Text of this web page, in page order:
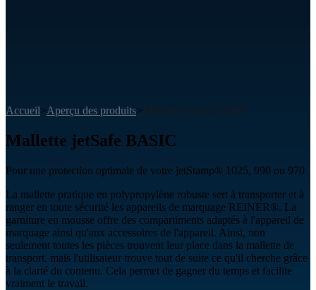
Accueil>Aperçu des produits> Mallette jetSafe BASIC
Mallette jetSafe BASIC
Pour une protection optimale de votre jetStamp® 1025, 990 ou 970
La mallette pratique en polypropylène robuste sert à transporter et à
ranger en toute sécurité les appareils de marquage REINER®. La
garniture en mousse offre des compartiments adaptés à l'appareil de
marquage ainsi qu'aux accessoires de l'appareil. Ainsi, non
seulement toutes les pièces trouvent leur place dans la mallette de
transport, mais l'utilisateur trouve tout de suite ce qu'il cherche grâce
à la clarté du contenu. Cela permet de gagner du temps et facilite
vraiment le travail.